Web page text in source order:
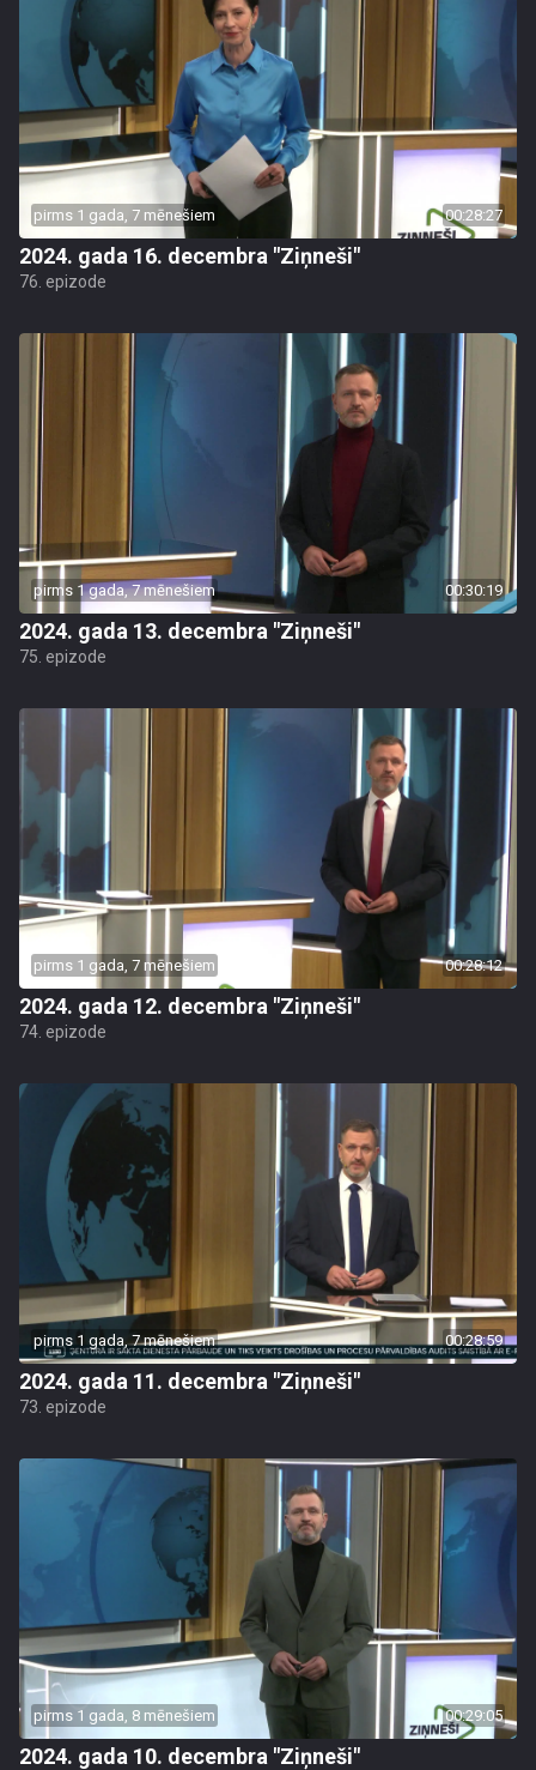
pirms 1 gada, 7 mēnešiem 00:28:27
2024. gada 16. decembra "Ziņneši"
76. epizode
pirms 1 gada, 7 mēnešiem 00:30:19
2024. gada 13. decembra "Ziņneši"
75. epizode
pirms 1 gada, 7 mēnešiem 00:28:12
2024. gada 12. decembra "Ziņneši"
74. epizode
pirms 1 gada, 7 mēnešiem 00:28:59
2024. gada 11. decembra "Ziņneši"
73. epizode
pirms 1 gada, 8 mēnešiem 00:29:05
2024. gada 10. decembra "Ziņneši"